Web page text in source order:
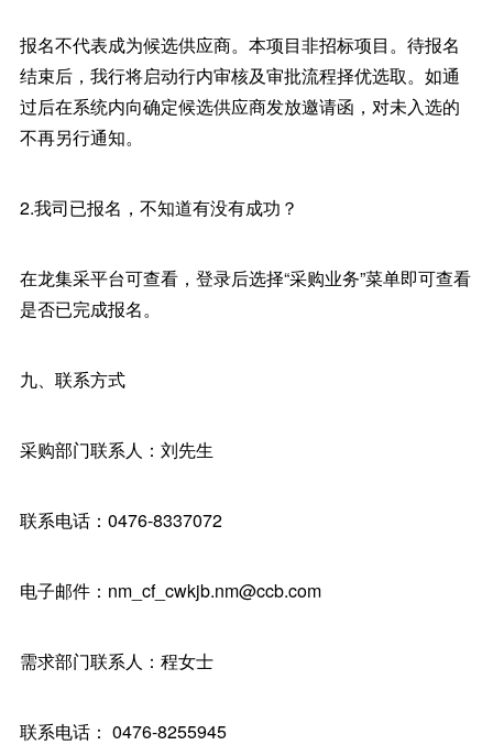
报名不代表成为候选供应商。本项目非招标项目。待报名
结束后，我行将启动行内审核及审批流程择优选取。如通
过后在系统内向确定候选供应商发放邀请函，对未入选的
不再另行通知。
2.我司已报名，不知道有没有成功？
在龙集采平台可查看，登录后选择“采购业务”菜单即可查看
是否已完成报名。
九、联系方式
采购部门联系人：刘先生
联系电话：0476-8337072
电子邮件：nm_cf_cwkjb.nm@ccb.com
需求部门联系人：程女士
联系电话： 0476-8255945